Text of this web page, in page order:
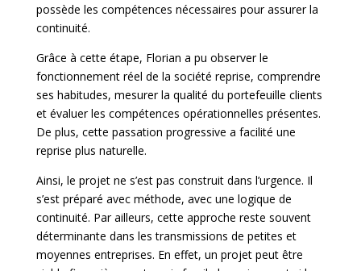
possède les compétences nécessaires pour assurer la
continuité.
Grâce à cette étape, Florian a pu observer le
fonctionnement réel de la société reprise, comprendre
ses habitudes, mesurer la qualité du portefeuille clients
et évaluer les compétences opérationnelles présentes.
De plus, cette passation progressive a facilité une
reprise plus naturelle.
Ainsi, le projet ne s’est pas construit dans l’urgence. Il
s’est préparé avec méthode, avec une logique de
continuité. Par ailleurs, cette approche reste souvent
déterminante dans les transmissions de petites et
moyennes entreprises. En effet, un projet peut être